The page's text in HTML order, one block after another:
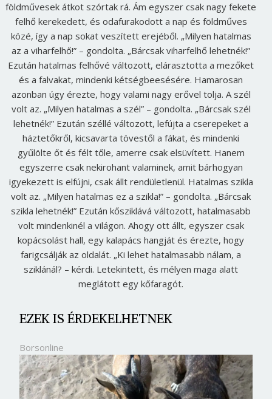
földművesek átkot szórtak rá. Ám egyszer csak nagy fekete
felhő kerekedett, és odafurakodott a nap és földműves
közé, így a nap sokat veszített erejéből. „Milyen hatalmas
az a viharfelhő!” – gondolta. „Bárcsak viharfelhő lehetnék!”
Ezután hatalmas felhővé változott, elárasztotta a mezőket
és a falvakat, mindenki kétségbeesésére. Hamarosan
azonban úgy érezte, hogy valami nagy erővel tolja. A szél
volt az. „Milyen hatalmas a szél” – gondolta. „Bárcsak szél
lehetnék!” Ezután széllé változott, lefújta a cserepeket a
háztetőkről, kicsavarta tövestől a fákat, és mindenki
gyűlölte őt és félt tőle, amerre csak elsüvített. Hanem
egyszerre csak nekirohant valaminek, amit bárhogyan
igyekezett is elfújni, csak állt rendületlenül. Hatalmas szikla
volt az. „Milyen hatalmas ez a szikla!” – gondolta. „Bárcsak
szikla lehetnék!” Ezután kősziklává változott, hatalmasabb
volt mindenkinél a világon. Ahogy ott állt, egyszer csak
kopácsolást hall, egy kalapács hangját és érezte, hogy
farigcsálják az oldalát. „Ki lehet hatalmasabb nálam, a
sziklánál? – kérdi. Letekintett, és mélyen maga alatt
meglátott egy kőfaragót.
EZEK IS ÉRDEKELHETNEK
Borsonline